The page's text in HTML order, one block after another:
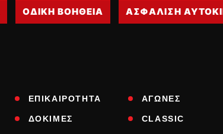
ΟΔΙΚΗ ΒΟΗΘΕΙΑ ΑΣΦΑΛΙΣΗ
ΕΠΙΚΑΙΡΟΤΗΤΑ ΑΓΩΝΕΣ
ΔΟΚΙΜΕΣ CLASSIC